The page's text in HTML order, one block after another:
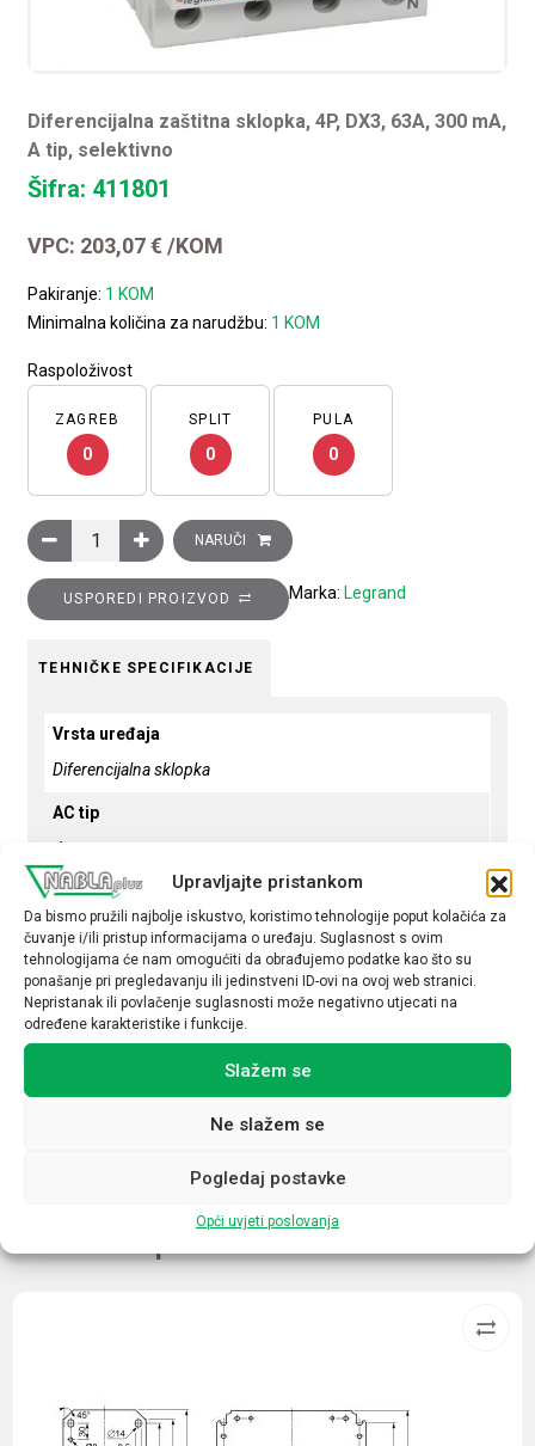
Upravljajte pristankom
Da bismo pružili najbolje iskustvo, koristimo tehnologije poput kolačića za
čuvanje i/ili pristup informacijama o uređaju. Suglasnost s ovim
tehnologijama će nam omogućiti da obrađujemo podatke kao što su
ponašanje pri pregledavanju ili jedinstveni ID-ovi na ovoj web stranici.
Nepristanak ili povlačenje suglasnosti može negativno utjecati na
određene karakteristike i funkcije.
Slažem se
Ne slažem se
Pogledaj postavke
Opći uvjeti poslovanja
Diferencijalna zaštitna sklopka, 4P, DX3, 63A, 300 mA,
A tip, selektivno
Šifra: 411801
VPC: 203,07€ /KOM
Pakiranje: 1 KOM
Minimalna količina za narudžbu: 1 KOM
Raspoloživost
ZAGREB
0
SPLIT
0
PULA
0
Diferencijalna zaštitna sklopka, 4P, DX3, 63A, 300 mA, A tip,
NARUČI
USPOREDI PROIZVOD Marka: Legrand
TEHNIČKE SPECIFIKACIJE
Vrsta uređaja
Diferencijalna sklopka
AC tip
da
Broj polova
4P
Osjetljivost (mA)
300mA
Struja (A)